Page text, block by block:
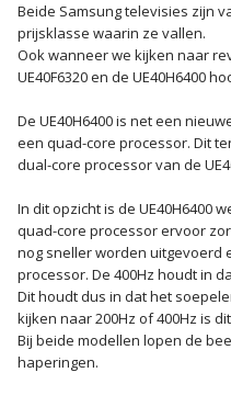
Beide Samsung televisies zijn
prijsklasse waarin ze vallen.
Ook wanneer we kijken naar
UE40F6320 en de UE40H6400
De UE40H6400 is net een
een quad-core processor. Dit
dual-core processor van de
In dit opzicht is de UE40H6400
quad-core processor ervoor
nog sneller worden uitgevoerd
processor. De 400Hz houdt in
Dit houdt dus in dat het
kijken naar 200Hz of 400Hz is
Bij beide modellen lopen de
haperingen.